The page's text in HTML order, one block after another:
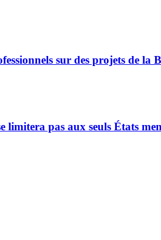
sur des projets de la
pas aux seuls États